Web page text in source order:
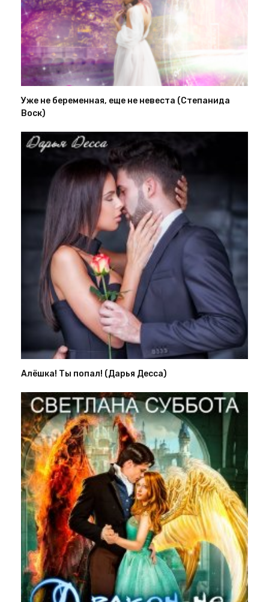
Уже не беременная, еще не невеста (Степанида
Воск)
Алёшка! Ты попал! (Дарья Десса)